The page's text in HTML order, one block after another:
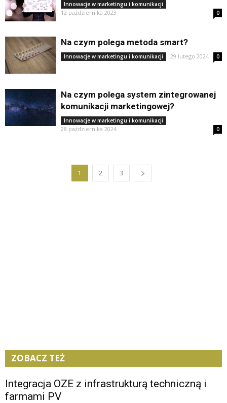
Innowacje w marketingu i komunikacji
12 października 2023 0
Na czym polega metoda smart?
Innowacje w marketingu i komunikacji 29 lutego 2024 0
Na czym polega system zintegrowanej
komunikacji marketingowej?
Innowacje w marketingu i komunikacji
28 października 2024 0
1 2 3
ZOBACZ TEŻ
Integracja OZE z infrastrukturą techniczną i
farmami PV